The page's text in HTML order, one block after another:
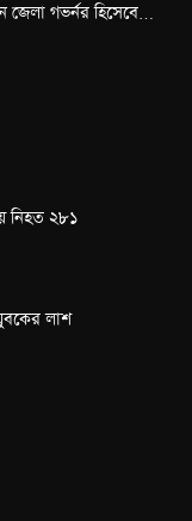
জেলা গভর্নর হিসেবে…
নিহত ২৮১
লাশ